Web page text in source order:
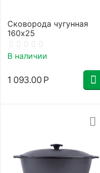
Сковорода чугунная
160х25
В наличии
1 093.00 Р